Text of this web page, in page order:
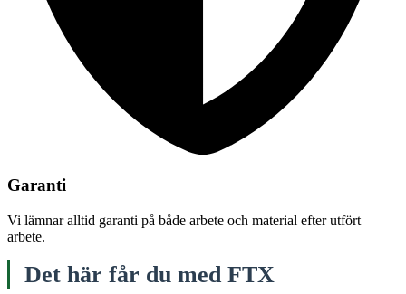
Garanti
Vi lämnar alltid garanti på både arbete och material efter utfört
arbete.
Det här får du med FTX